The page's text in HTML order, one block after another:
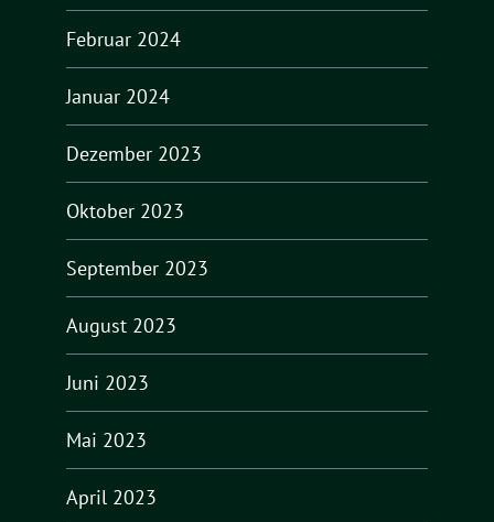
Februar 2024
Januar 2024
Dezember 2023
Oktober 2023
September 2023
August 2023
Juni 2023
Mai 2023
April 2023